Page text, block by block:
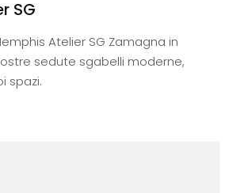
SG
Atelier SG Zamagna in
sedute sgabelli moderne,
spazi.